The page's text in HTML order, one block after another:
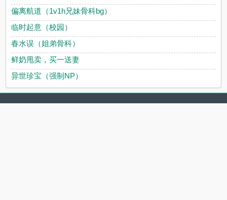
偏离航道（1v1h兄妹骨科bg）
临时起意（校园）
春水误（姐弟骨科）
鲜奶甩卖，买一送妻
异世珍宝（强制NP）